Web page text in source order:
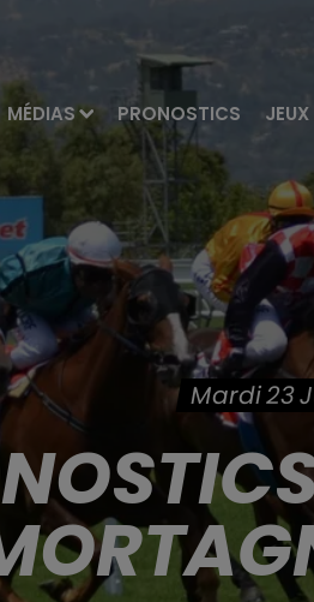
MÉDIAS PRONOSTICS JEUX
Mardi 23